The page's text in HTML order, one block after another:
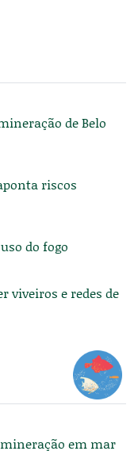
de Belo
riscos
do fogo
viveiros e redes de
mineração em mar